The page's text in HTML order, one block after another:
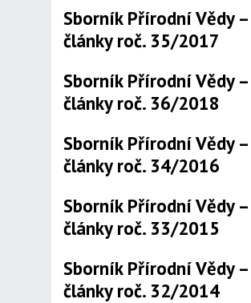
Sborník Přírodní Vědy –
články roč. 35/2017
Sborník Přírodní Vědy –
články roč. 36/2018
Sborník Přírodní Vědy –
články roč. 34/2016
Sborník Přírodní Vědy –
články roč. 33/2015
Sborník Přírodní Vědy –
články roč. 32/2014